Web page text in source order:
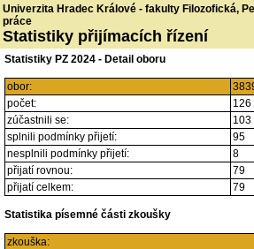
Univerzita Hradec Králové - fakulty Filozofická,
práce
Statistiky přijímacích řízení
Statistiky PZ 2024 - Detail oboru
obor:
počet:
126
zúčastnili se:
103
splnili podmínky přijetí:
95
nesplnili podmínky přijetí:
8
přijatí rovnou:
79
přijatí celkem:
79
Statistika písemné části zkoušky
zkouška: